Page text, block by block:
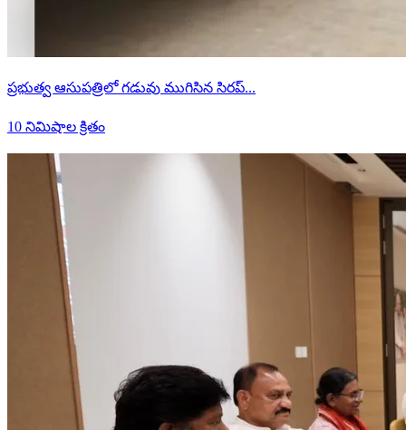
ప్రభుత్వ ఆసుపత్రిలో గడువు ముగిసిన సిరప్...
10 నిమిషాల క్రితం